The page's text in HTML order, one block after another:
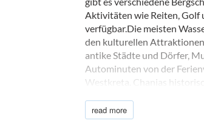
Aktivitäten wie Reiten, Golf
verfügbar.Die meisten
den kulturellen
antike Städte und Dörfer,
Autominuten von der
Westkreta. Chanias
Supermärkte, Restaurants,
ein Krankenhaus, eine Post
read more